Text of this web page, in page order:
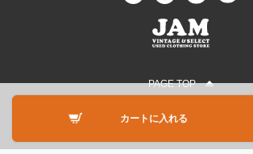
カートに入れる
PAGE TOP